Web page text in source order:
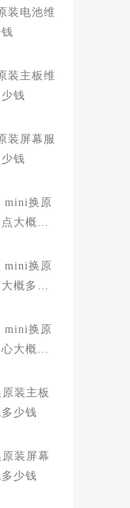
装电池维
装主板维
钱
装屏幕服
钱
mini换原
大概多
mini换原
概多少
mini换原
大概多
装主板
少钱
装屏幕
少钱